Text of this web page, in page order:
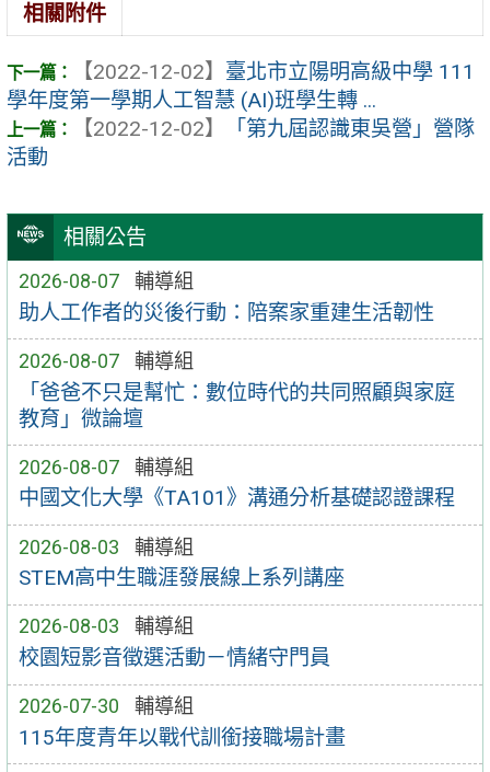
相關公告
2026-08-07 輔導組
助人工作者的災後行動：陪案家重建生活韌性
2026-08-07 輔導組
「爸爸不只是幫忙：數位時代的共同照顧與家庭
教育」微論壇
2026-08-07 輔導組
中國文化大學《TA101》溝通分析基礎認證課程
2026-08-03 輔導組
STEM高中生職涯發展線上系列講座
2026-08-03 輔導組
校園短影音徵選活動－情緒守門員
2026-07-30 輔導組
115年度青年以戰代訓銜接職場計畫
相關附件
【2022-12-02】 臺北市立陽明高級中學 111
學年度第一學期人工智慧 (AI)班學生轉 ...
【2022-12-02】
「第九屆認識東吳營」營隊
活動